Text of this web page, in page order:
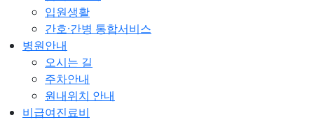
입원생활
간호·간병 통합서비스
병원안내
오시는 길
주차안내
원내위치 안내
비급여진료비